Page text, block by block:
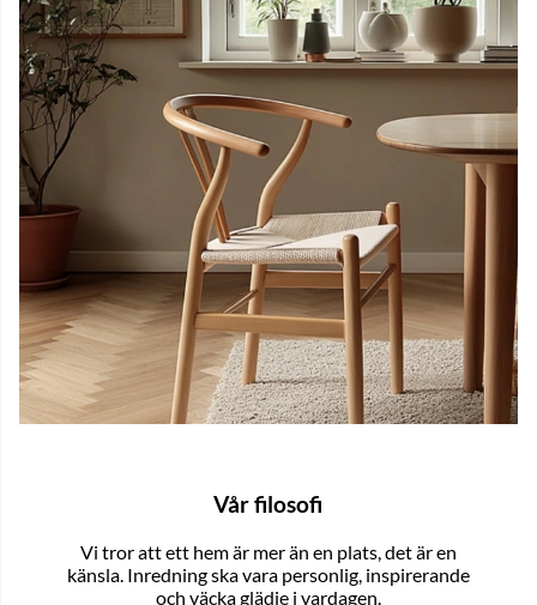
Vår filosofi
Vi tror att ett hem är mer än en plats, det är en
känsla. Inredning ska vara personlig, inspirerande
och väcka glädje i vardagen.